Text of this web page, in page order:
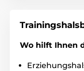
Wo hilft Ihnen